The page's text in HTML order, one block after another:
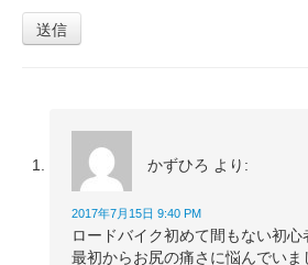
かずひろ より:
2017年7月15日 9:40 PM
ロードバイク初めて間もない初心
最初からお尻の痛さに悩んでい